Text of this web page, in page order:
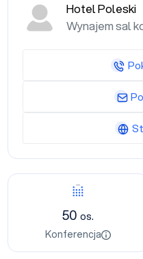
50 os.
Konferencja
Hotel Poleski
Wynajem sal